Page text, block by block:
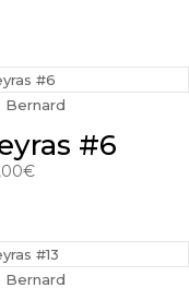
Bernard
#6
€
Bernard